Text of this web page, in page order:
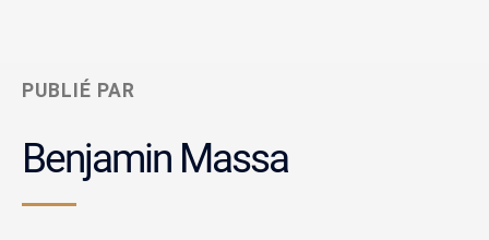
PUBLIÉ PAR
Benjamin Massa